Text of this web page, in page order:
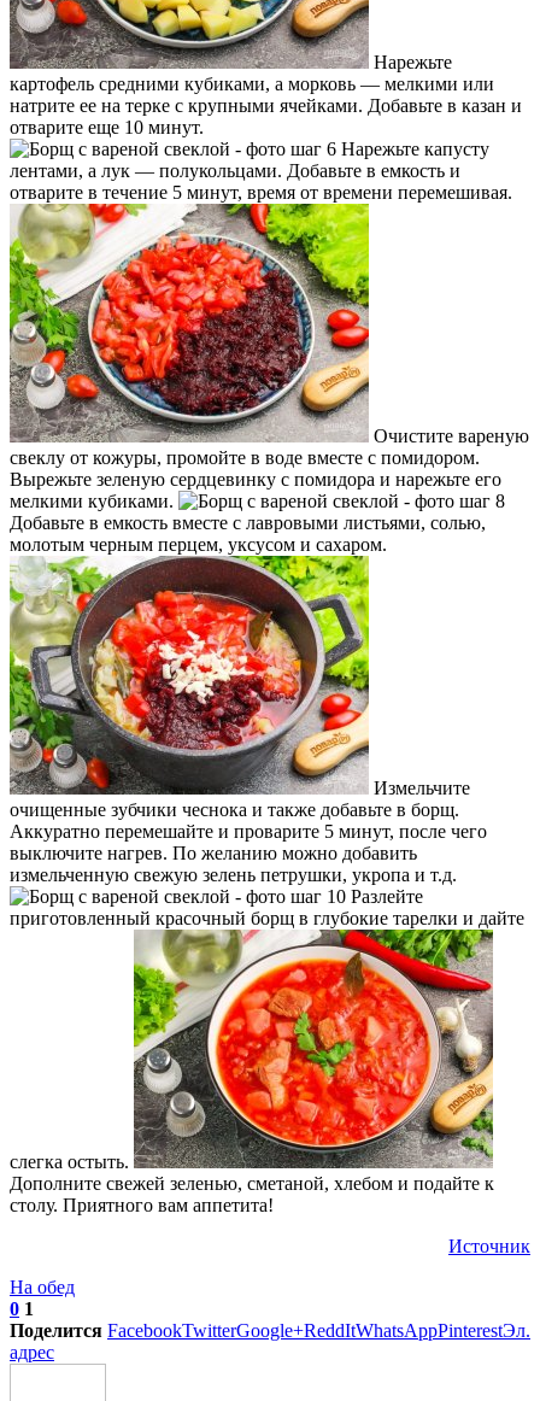
Нарежьте
картофель средними кубиками, а морковь — мелкими или
натрите ее на терке с крупными ячейками. Добавьте в казан и
отварите еще 10 минут.
Нарежьте капусту
лентами, а лук — полукольцами. Добавьте в емкость и
отварите в течение 5 минут, время от времени перемешивая.
Очистите вареную
свеклу от кожуры, промойте в воде вместе с помидором.
Вырежьте зеленую сердцевинку с помидора и нарежьте его
мелкими кубиками.
Добавьте в емкость вместе с лавровыми листьями, солью,
молотым черным перцем, уксусом и сахаром.
Измельчите
очищенные зубчики чеснока и также добавьте в борщ.
Аккуратно перемешайте и проварите 5 минут, после чего
выключите нагрев. По желанию можно добавить
измельченную свежую зелень петрушки, укропа и т.д.
Разлейте
приготовленный красочный борщ в глубокие тарелки и дайте
слегка остыть.
Дополните свежей зеленью, сметаной, хлебом и подайте к
столу. Приятного вам аппетита!
Источник
На обед
0 1
Поделится FacebookTwitterGoogle+ReddItWhatsAppPinterestЭл.
адрес